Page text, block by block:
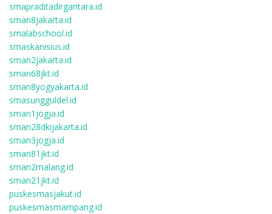
smapraditadirgantara.id
sman8jakarta.id
smalabschool.id
smaskanisius.id
sman2jakarta.id
sman68jkt.id
sman8yogyakarta.id
smasungguldel.id
sman1jogja.id
sman28dkijakarta.id
sman3jogja.id
sman81jkt.id
sman2malang.id
sman21jkt.id
puskesmasjakut.id
puskesmasmampang.id